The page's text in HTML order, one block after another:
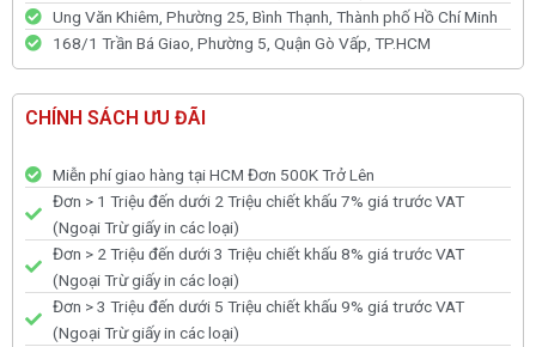
Ung Văn Khiêm, Phường 25, Bình Thạnh, Thành phố Hồ Chí Minh
168/1 Trần Bá Giao, Phường 5, Quận Gò Vấp, TP.HCM
CHÍNH SÁCH ƯU ĐÃI
Miễn phí giao hàng tại HCM Đơn 500K Trở Lên
Đơn > 1 Triệu đến dưới 2 Triệu chiết khấu 7% giá trước VAT
(Ngoại Trừ giấy in các loại)
Đơn > 2 Triệu đến dưới 3 Triệu chiết khấu 8% giá trước VAT
(Ngoại Trừ giấy in các loại)
Đơn > 3 Triệu đến dưới 5 Triệu chiết khấu 9% giá trước VAT
(Ngoại Trừ giấy in các loại)